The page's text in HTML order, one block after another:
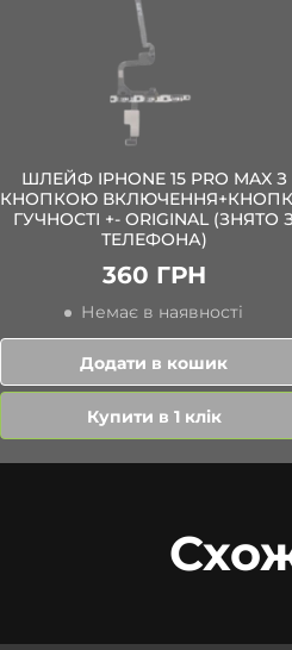
ШЛЕЙФ IPHONE 15 PRO MAX З
КНОПКОЮ
ГУЧНОСТІ +- ORIGINAL (ЗНЯТО З
ТЕЛЕФОНА)
360 ГРН
Немає в наявності
Додати в кошик
Купити в 1 клік